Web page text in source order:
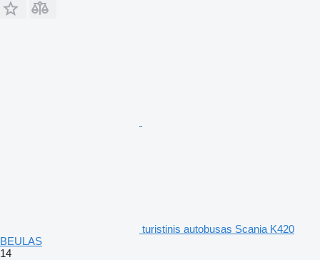
turistinis autobusas Scania K420
BEULAS
14